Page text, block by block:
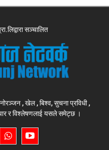
सञ्चालित
, खेल , बिश्व, सुचना प्रविधी ,
र विश्लेषणलाई यसले समेट्छ ।